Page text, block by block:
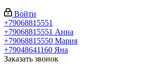
Войти
+79068815551
+79068815551 Анна
+79068815550 Мария
+79048641160 Яна
Заказать звонок